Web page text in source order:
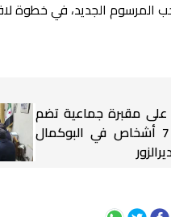
المرسوم الجديد، في خطوة
على مقبرة جماعية تضم
رفات 7 أشخاص في البوكمال